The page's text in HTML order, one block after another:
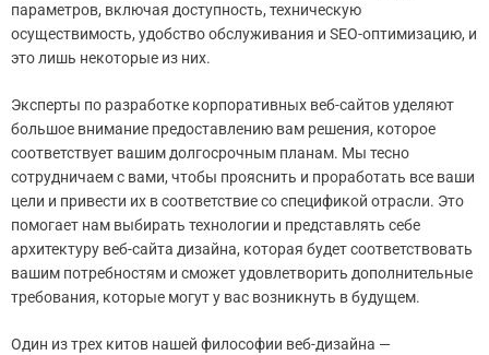
параметров, включая доступность, техническую
осуществимость, удобство обслуживания и SEO-оптимизацию, и
это лишь некоторые из них.
Эксперты по разработке корпоративных веб-сайтов уделяют
большое внимание предоставлению вам решения, которое
соответствует вашим долгосрочным планам. Мы тесно
сотрудничаем с вами, чтобы прояснить и проработать все ваши
цели и привести их в соответствие со спецификой отрасли. Это
помогает нам выбирать технологии и представлять себе
архитектуру веб-сайта дизайна, которая будет соответствовать
вашим потребностям и сможет удовлетворить дополнительные
требования, которые могут у вас возникнуть в будущем.
Один из трех китов нашей философии веб-дизайна —